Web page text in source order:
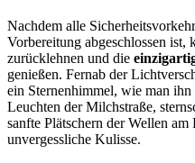
Nachdem alle
Vorbereitung abgeschlossen ist,
zurücklehnen und die
genießen. Fernab der
ein Sternenhimmel, wie man
Leuchten der Milchstraße,
sanfte Plätschern der Wellen
unvergessliche Kulisse.